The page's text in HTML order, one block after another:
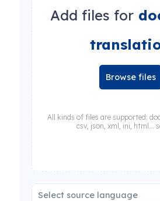
Add files for
Browse files
All kinds of files are supported:
csv, json, xml, ini, html...
Select source language